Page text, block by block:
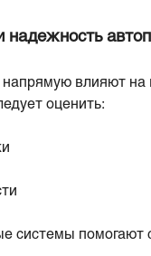
влияют на
оценить:
системы помогают